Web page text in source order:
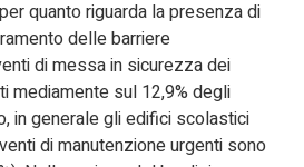
quanto riguarda la presenza di
delle barriere
di messa in sicurezza dei
mediamente sul 12,9% degli
in generale gli edifici scolastici
di manutenzione urgenti sono